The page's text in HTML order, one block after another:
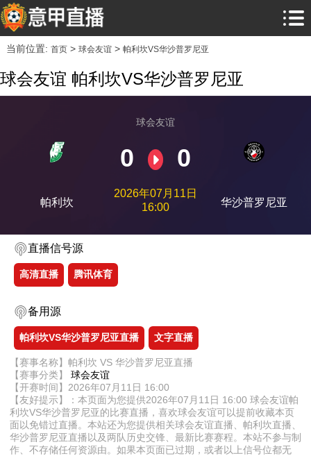
当前位置: 首页> 球会友谊> 帕利坎VS华沙普罗尼亚
球会友谊 帕利坎VS华沙普罗尼亚
帕利坎
球会友谊
0 0
2026年07月11日
16:00
华沙普罗尼亚
直播信号源
高清直播 腾讯体育
备用源
帕利坎VS华沙普罗尼亚直播 文字直播
【赛事名称】帕利坎 VS 华沙普罗尼亚直播
【赛事分类】 球会友谊
【开赛时间】2026年07月11日 16:00
【友好提示】：本页面为您提供2026年07月11日 16:00 球会友谊帕
利坎VS华沙普罗尼亚的比赛直播，喜欢球会友谊可以提前收藏本页
面以免错过直播。本站还为您提供相关球会友谊直播、帕利坎直播、
华沙普罗尼亚直播以及两队历史交锋、最新比赛赛程。本站不参与制
作、不存储任何资源由。如果本页面已过期，或者以上信号位都无